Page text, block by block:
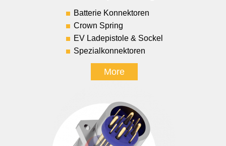
Batterie Konnektoren
Crown Spring
EV Ladepistole & Sockel
Spezialkonnektoren
More